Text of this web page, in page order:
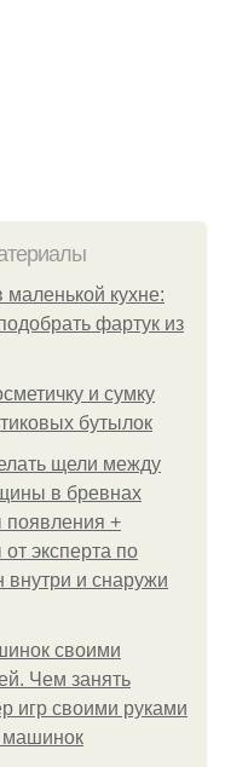
кухне:
фартук из
и сумку
бутылок
щели между
в бревнах
появления +
эксперта по
внутри и снаружи
своими
Чем занять
игр своими руками
машинок